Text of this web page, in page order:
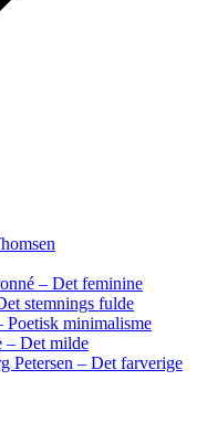
– Det feminine
stemnings fulde
Poetisk minimalisme
– Det milde
Petersen – Det farverige